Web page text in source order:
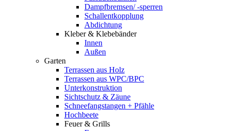
Dampfbremsen/ -sperren
Schallentkopplung
Abdichtung
Kleber & Klebebänder
Innen
Außen
Garten
Terrassen aus Holz
Terrassen aus WPC/BPC
Unterkonstruktion
Sichtschutz & Zäune
Schneefangstangen + Pfähle
Hochbeete
Feuer & Grills